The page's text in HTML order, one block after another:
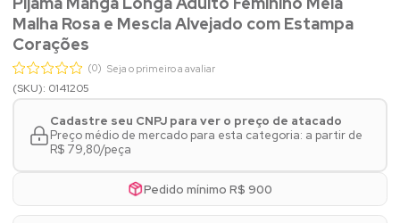
Malha Rosa e Mescla Alvejado com Estampa
Corações
(0) Seja o primeiro a avaliar
(SKU): 0141205
Cadastre seu CNPJ para ver o preço de atacado
Preço médio de mercado para esta categoria: a partir de
R$ 79,80/peça
Pedido mínimo R$ 900